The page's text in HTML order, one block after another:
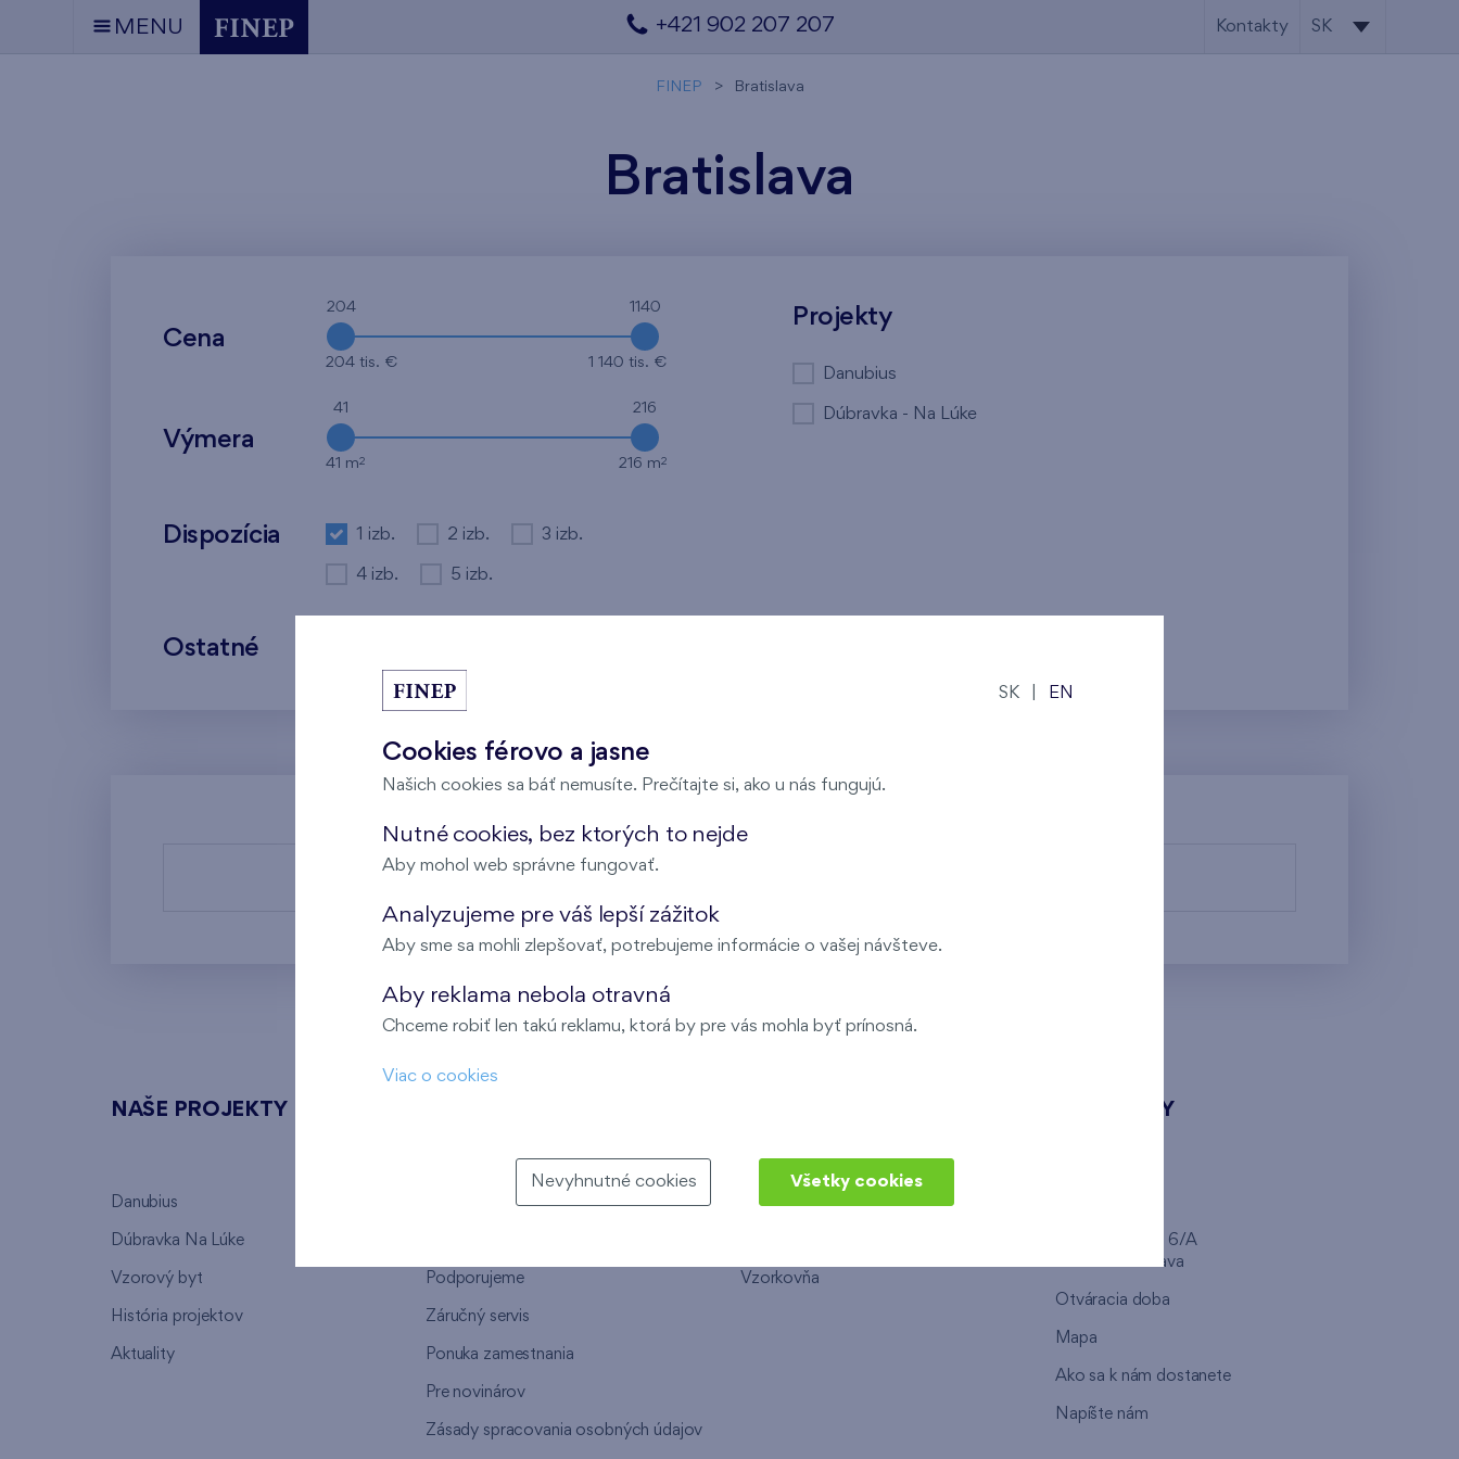
MENU +421 902 207 207 Kontakty SK
FINEP Bratislava
Bratislava
Cena
204 1140
204 tis. € 1 140 tis. €
Výmera
41 216
41 m2 216 m2
Dispozícia 1 izb. 2 izb. 3 izb.
4 izb. 5 izb.
Ostatné
Projekty
Danubius
Dúbravka - Na Lúke
Zadaným parametrom nezodpovedá žiadny výsledok, skúste ich prosím upraviť.
NAŠE PROJEKTY
Danubius
Dúbravka Na Lúke
Vzorový byt
História projektov
Aktuality
Podporujeme
Záručný servis
Ponuka zamestnania
Pre novinárov
Zásady spracovania osobných údajov
Finančné služby
Vzorkovňa
KONTAKTY
Trnavská cesta 6/A
821 08 Bratislava
Otváracia doba
Mapa
Ako sa k nám dostanete
Napíšte nám
SK EN
Cookies férovo a jasne
Našich cookies sa báť nemusíte. Prečítajte si, ako u nás fungujú.
Nutné cookies, bez ktorých to nejde
Aby mohol web správne fungovať.
Analyzujeme pre váš lepší zážitok
Aby sme sa mohli zlepšovať, potrebujeme informácie o vašej návšteve.
Aby reklama nebola otravná
Chceme robiť len takú reklamu, ktorá by pre vás mohla byť prínosná.
Viac o cookies
Nevyhnutné cookies Všetky cookies